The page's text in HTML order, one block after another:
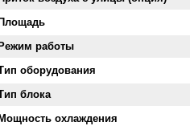
Площадь
Режим работы
оборудования
блока
Мощность охлаждения